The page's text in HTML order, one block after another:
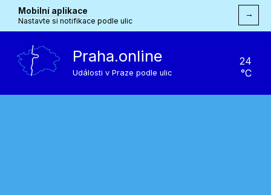
Mobilní aplikace
Nastavte si notifikace podle ulic
→
Praha.online
Události v Praze podle ulic
24
°C